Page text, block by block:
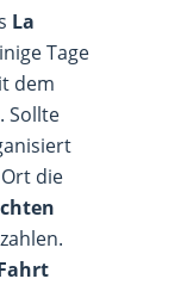
La
Tage
dem
Sollte
die